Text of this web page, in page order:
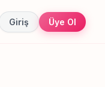
Giriş Üye Ol